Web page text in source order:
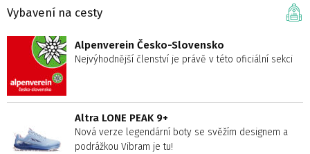
Vybavení na cesty
Alpenverein Česko-Slovensko
Nejvýhodnější členství je právě v této oficiální sekci
Altra LONE PEAK 9+
Nová verze legendární boty se svěžím designem a
podrážkou Vibram je tu!